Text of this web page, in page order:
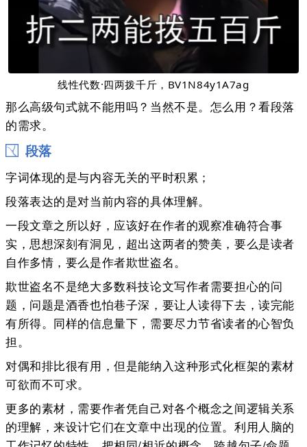
线性代数·四两拨千斤，BV1N84y1A7ag
那么高级句式就不能用吗？当然不是。怎么用？看段落
的需求。
段落
字词体现的是与内容无关的平时积累；
段落表达的是对当前内容的具体理解。
一段文章之所以好，应该好在作者的观察准确符合事
实，思想深刻有洞见，超出这两者的赞美，要么是读者
自作多情，要么是作者欺世盗名。
欺世盗名不是绝大多数科技论文写作者需要担心的问
题，问题是酒香也怕巷子深，要让人读得下去，读完能
有所得。同样的信息量下，需要尽力节省读者的心智负
担。
对偶和排比很有用，但是能纳入这种形式化框架的素材
可欲而不可求。
更多的素材，需要作者凭自己对各个概念之间逻辑关系
的理解，来设计它们在文章中出现的位置。利用人脑的